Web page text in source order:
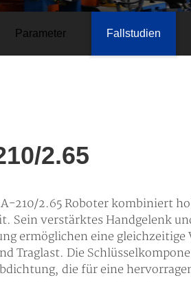
Parameter Fallstudien
2.65
210/2.65 Roboter kombiniert
Sein verstärktes Handgelenk
ermöglichen eine gleichzeitige
Traglast. Die
die für eine